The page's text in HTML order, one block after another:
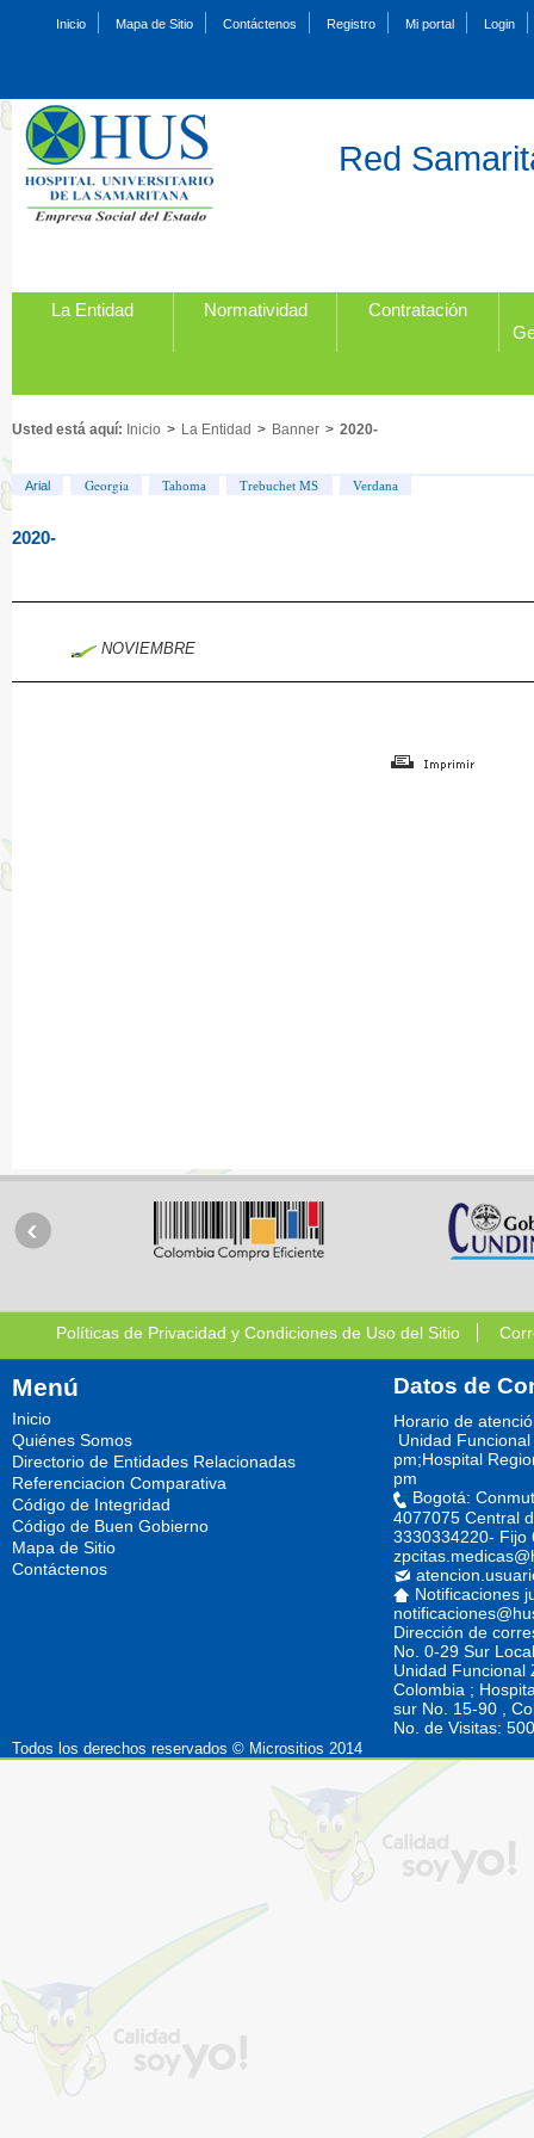
Inicio Mapa de Sitio Contáctenos Registro Mi portal Login
Red
La Entidad Normatividad
Contratación
Usted está aquí: Inicio > La Entidad > Banner > 2020-
Arial Georgia Tahoma Trebuchet MS Verdana
2020-
NOVIEMBRE
Políticas de Privacidad y Condiciones de Uso del Sitio
Menú
Inicio
Quiénes Somos
Directorio de Entidades Relacionadas
Referenciacion Comparativa
Código de Integridad
Código de Buen Gobierno
Mapa de Sitio
Contáctenos
Datos de
Horario de
Unidad
pm;Hospital
pm
Bogotá:
4077075 Central
3330334220-
Notificaciones
Dirección de
No. 0-29 Sur
Unidad Funcional
Colombia ;
sur No. 15-90 ,
No. de Visitas:
Todos los derechos reservados © Micrositios 2014